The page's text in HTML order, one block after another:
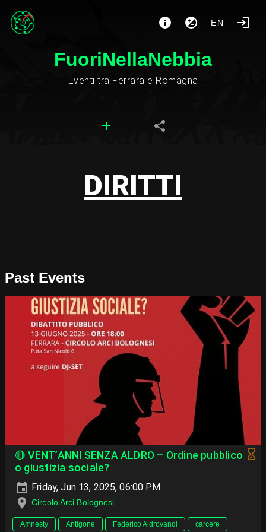
EN
FuoriNellaNebbia
Eventi tra Ferrara e Romagna
DIRITTI
Past Events
🔴 VENT’ANNI SENZA ALDRO – Ordine pubblico
o giustizia sociale?
Friday, Jun 13, 2025, 06:00 PM
Circolo Arci Bolognesi
Amnesty Antigone Federico Aldrovandi carcere